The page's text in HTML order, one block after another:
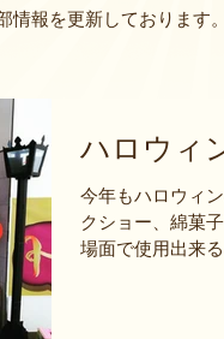
情報を更新しております
ハロウィ
今年もハロウィ
クショー、綿菓
場面で使用出来